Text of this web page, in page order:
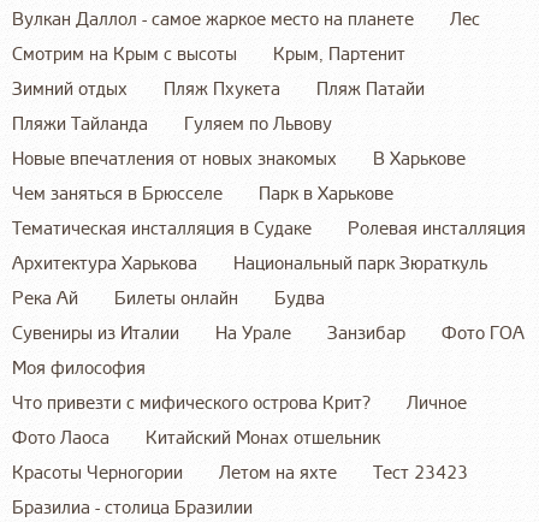
Вулкан Даллол - самое жаркое место на планете
Лес
Смотрим на Крым с высоты
Крым, Партенит
Зимний отдых
Пляж Пхукета
Пляж Патайи
Пляжи Тайланда
Гуляем по Львову
Новые впечатления от новых знакомых
В Харькове
Чем заняться в Брюсселе
Парк в Харькове
Тематическая инсталляция в Судаке
Ролевая инсталляция
Архитектура Харькова
Национальный парк Зюраткуль
Река Ай
Билеты онлайн
Будва
Сувениры из Италии
На Урале Занзибар
Фото ГОА
Моя философия
Что привезти с мифического острова Крит?
Личное
Фото Лаоса
Китайский Монах отшельник
Красоты Черногории
Летом на яхте
Тест 23423
Бразилиа - столица Бразилии